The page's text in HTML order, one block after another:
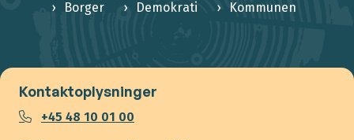
Borger Demokrati Kommunen
Kontaktoplysninger
+45 48 10 01 00